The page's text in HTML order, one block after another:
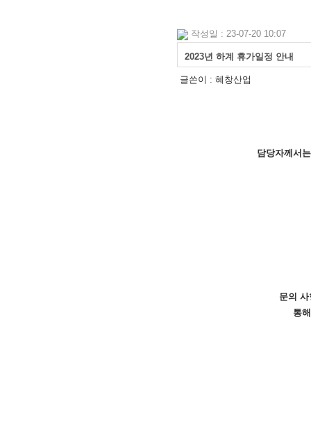
작성일 : 23-07-20 10:07
2023년 하계 휴가일정 안내
글쓴이 : 혜창산업
담당자께서
문의
통